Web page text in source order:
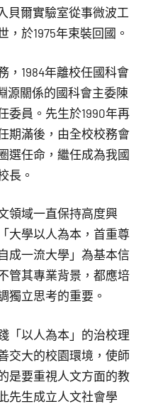
貝爾實驗室從事微波工
於1975年束裝回國。
，1984年離校任國科會
源關係的國科會主委陳
委員。先生於1990年再
期滿後，由全校校務會
選任命，繼任成為我國
長。
領域一直保持高度興
大學以人為本，首重尊
成一流大學」為基本信
管其專業背景，都應培
獨立思考的重要。
「以人為本」的治校理
交大的校園環境，使師
是要重視人文方面的教
先生成立人文社會學